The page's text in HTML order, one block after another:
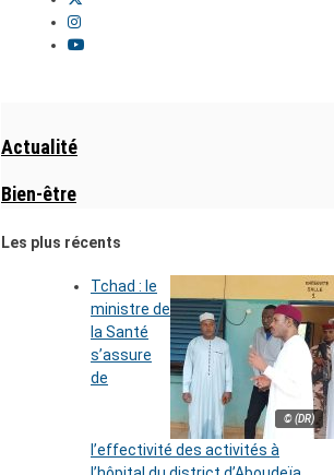
Actualité
Bien-être
Les plus récents
© (DR)
Tchad : le
ministre de
la Santé
s’assure
de
l’effectivité des activités à